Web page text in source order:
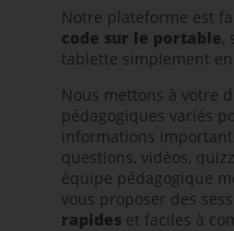
Notre plateforme est
code sur le portable,
tablette simplement
Nous mettons à votre
pédagogiques variés
informations
questions, vidéos,
équipe pédagogique
vous proposer des
rapides et faciles à